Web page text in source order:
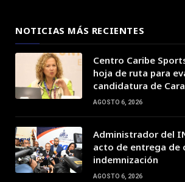
NOTICIAS MÁS RECIENTES
Centro Caribe
hoja de ruta para
candidatura de
AGOSTO 6, 2026
Administrador del
acto de entrega de
indemnización
AGOSTO 6, 2026